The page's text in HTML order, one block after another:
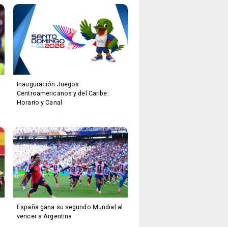
Inauguración Juegos
Centroamericanos y del Caribe:
Horario y Canal
España gana su segundo Mundial al
vencer a Argentina